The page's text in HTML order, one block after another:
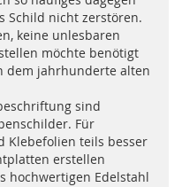
Schild nicht zerstören.
keine unlesbaren
möchte benötigt
dem jahrhunderte alten
sind
Für
Klebefolien teils besser
erstellen
hochwertigen Edelstahl